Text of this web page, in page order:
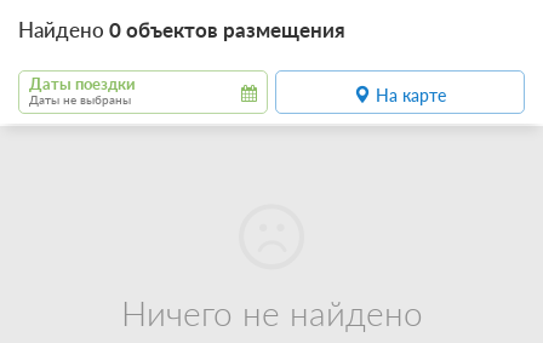
Найдено 0 объектов размещения
Даты поездки
Даты не выбраны На карте
Ничего не найдено